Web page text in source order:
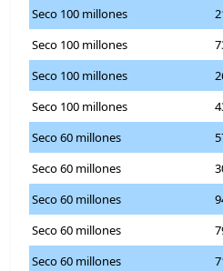
Seco 100 millones
Seco 100 millones
Seco 100 millones
Seco 100 millones
Seco 60 millones
Seco 60 millones
Seco 60 millones
Seco 60 millones
Seco 60 millones